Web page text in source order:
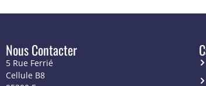
Nous Contacter
5 Rue Ferrié
Cellule B8